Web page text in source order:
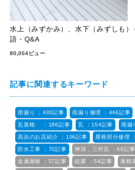
水上（みずかみ）、水下（みずしも
語・Q&A
80,054ビュー
記事に関連するキーワード
雨漏り ：493記事 雨漏り修理 ：446記事
瓦屋根 ：186記事 瓦 ：154記事 雨漏
高浜のお店紹介 ：106記事 屋根部分修理
防水工事 ：70記事 神清，三州瓦 ：66記事
金属屋根 ：57記事 結露 ：54記事 屋根